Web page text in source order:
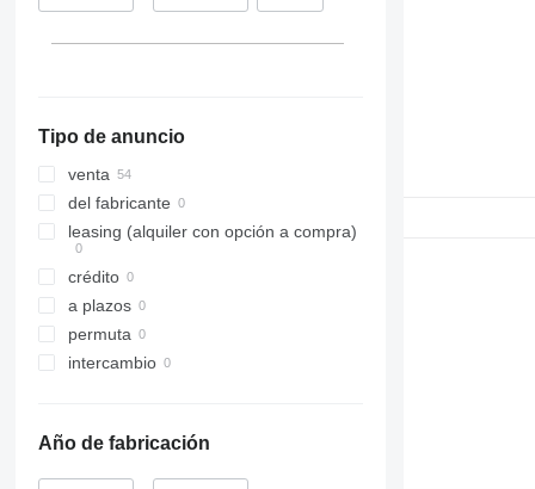
Tipo de anuncio
venta
del fabricante
leasing (alquiler con opción a compra)
crédito
a plazos
permuta
intercambio
Año de fabricación